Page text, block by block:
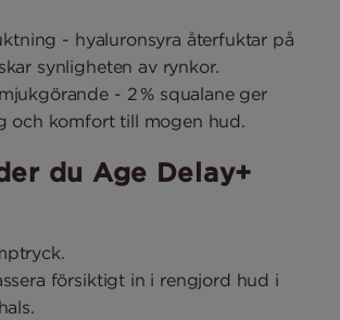
- hyaluronsyra återfuktar på
synligheten av rynkor.
- 2 % squalane ger
och komfort till mogen hud.
du Age Delay+
försiktigt in i rengjord hud i